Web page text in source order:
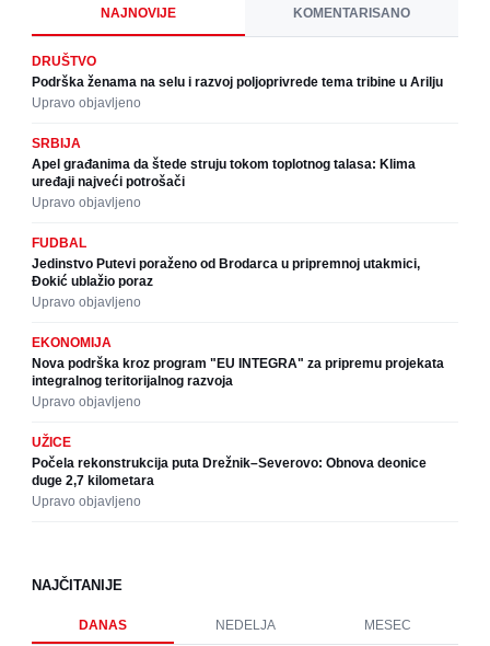
NAJNOVIJE KOMENTARISANO
DRUŠTVO
Podrška ženama na selu i razvoj poljoprivrede tema tribine u Arilju
Upravo objavljeno
SRBIJA
Apel građanima da štede struju tokom toplotnog talasa: Klima
uređaji najveći potrošači
Upravo objavljeno
FUDBAL
Jedinstvo Putevi poraženo od Brodarca u pripremnoj utakmici,
Đokić ublažio poraz
Upravo objavljeno
EKONOMIJA
Nova podrška kroz program "EU INTEGRA" za pripremu projekata
integralnog teritorijalnog razvoja
Upravo objavljeno
UŽICE
Počela rekonstrukcija puta Drežnik–Severovo: Obnova deonice
duge 2,7 kilometara
Upravo objavljeno
NAJČITANIJE
DANAS NEDELJA MESEC